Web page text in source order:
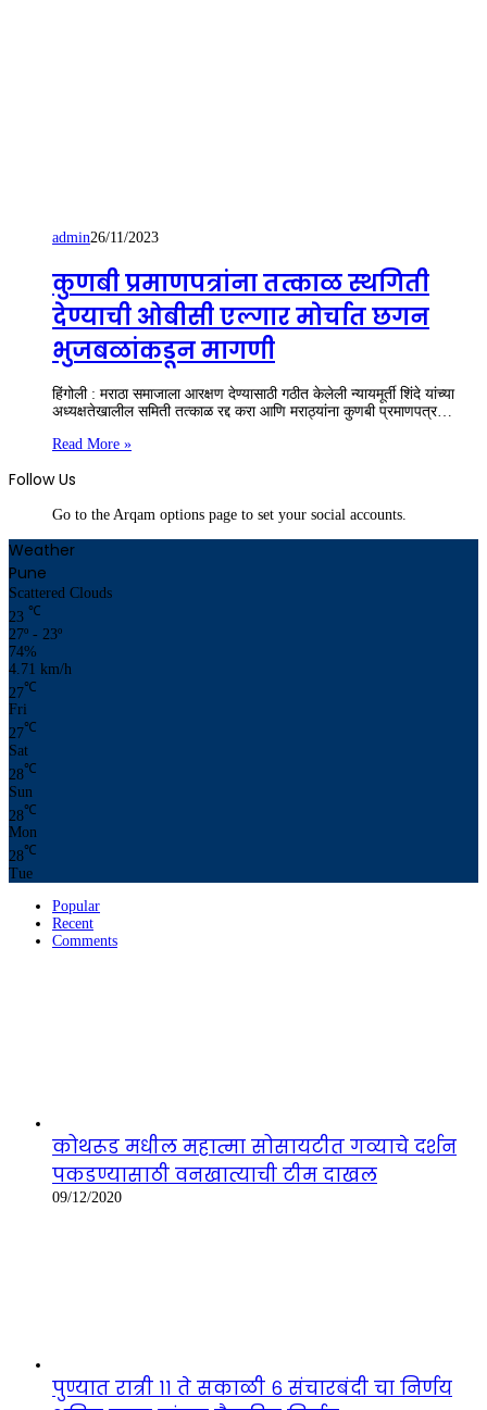
admin26/11/2023
कुणबी प्रमाणपत्रांना तत्काळ स्थगिती
देण्याची ओबीसी एल्गार मोर्चात छगन
भुजबळांकडून मागणी
हिंगोली : मराठा समाजाला आरक्षण देण्यासाठी गठीत केलेली न्यायमूर्ती शिंदे यांच्या
अध्यक्षतेखालील समिती तत्काळ रद्द करा आणि मराठ्यांना कुणबी प्रमाणपत्र…
Read More »
Follow Us
Go to the Arqam options page to set your social accounts.
Weather
Pune
Scattered Clouds
23 ℃
27º - 23º
74%
4.71 km/h
27℃
Fri
27℃
Sat
28℃
Sun
28℃
Mon
28℃
Tue
Popular
Recent
Comments
कोथरूड मधील महात्मा सोसायटीत गव्याचे दर्शन
पकडण्यासाठी वनखात्याची टीम दाखल
09/12/2020
पुण्यात रात्री ११ ते सकाळी ६ संचारबंदी चा निर्णय